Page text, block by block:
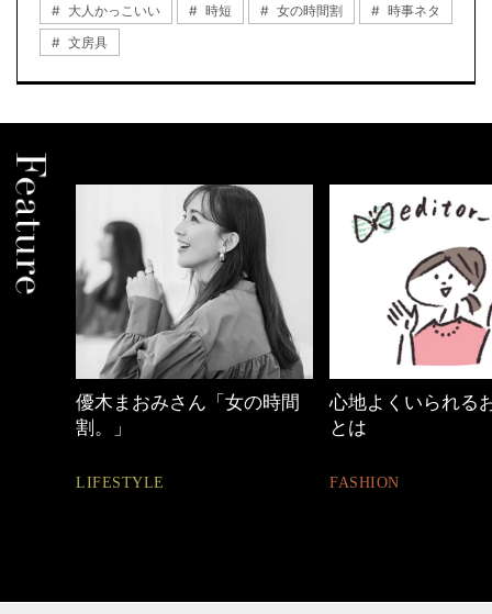
大人かっこいい 時短 女の時間割
時事ネタ
文房具
心地よくいられるおしゃれ
とは
FASHION
働く女性のバッグ